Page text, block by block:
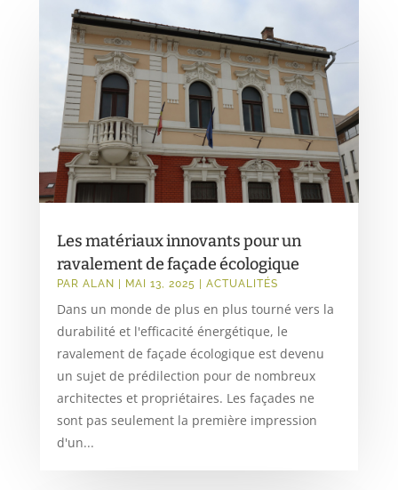
Les matériaux innovants pour un
ravalement de façade écologique
PAR ALAN MAI 13, 2025 ACTUALITÉS
Dans un monde de plus en plus tourné vers la
durabilité et l'efficacité énergétique, le
ravalement de façade écologique est devenu
un sujet de prédilection pour de nombreux
architectes et propriétaires. Les façades ne
sont pas seulement la première impression
d'un...